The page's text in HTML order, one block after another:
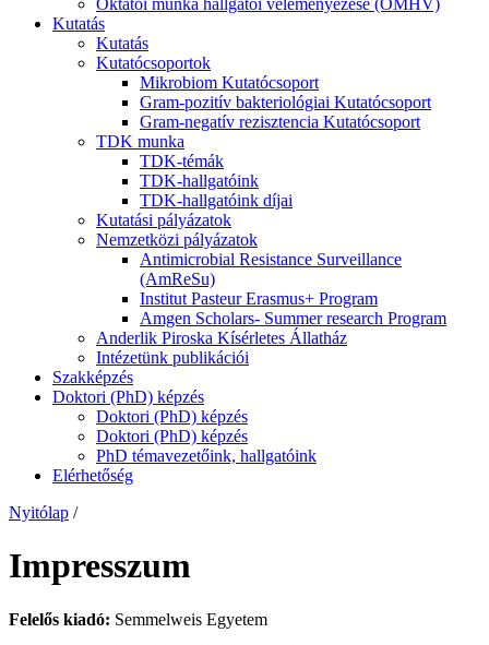
Kutatás
Kutatás
Kutatócsoportok
Mikrobiom Kutatócsoport
Gram-pozitív bakteriológiai Kutatócsoport
Gram-negatív rezisztencia Kutatócsoport
TDK munka
TDK-témák
TDK-hallgatóink
TDK-hallgatóink díjai
Kutatási pályázatok
Nemzetközi pályázatok
Antimicrobial Resistance Surveillance
(AmReSu)
Institut Pasteur Erasmus+ Program
Amgen Scholars- Summer research Program
Anderlik Piroska Kísérletes Állatház
Intézetünk publikációi
Szakképzés
Doktori (PhD) képzés
Doktori (PhD) képzés
Doktori (PhD) képzés
PhD témavezetőink, hallgatóink
Elérhetőség
Nyitólap /
Impresszum
Felelős kiadó: Semmelweis Egyetem